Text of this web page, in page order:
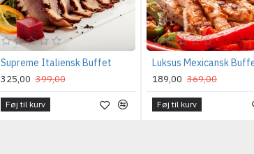
Supreme Italiensk Buffet
325,00 399,00
Føj til kurv
Luksus Mexicansk
189,00 369,00
Føj til kurv